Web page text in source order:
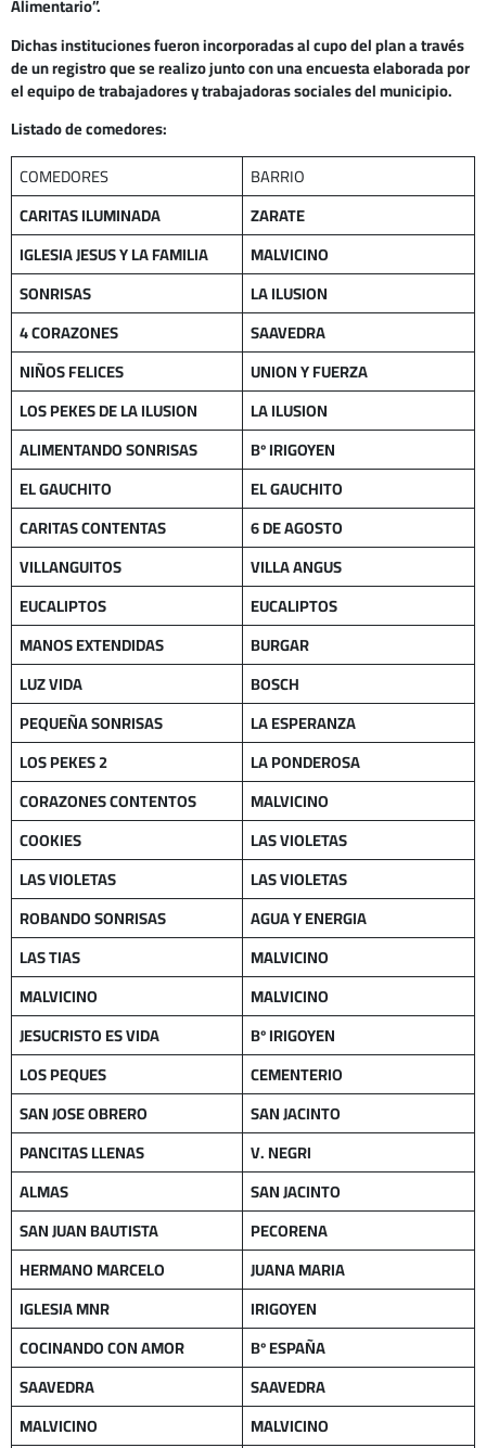
Alimentario”.
Dichas instituciones fueron incorporadas al cupo del plan a través
de un registro que se realizo junto con una encuesta elaborada por
el equipo de trabajadores y trabajadoras sociales del municipio.
Listado de comedores:
COMEDORES
BARRIO
CARITAS ILUMINADA
ZARATE
IGLESIA JESUS Y LA FAMILIA
MALVICINO
SONRISAS
LA ILUSION
4 CORAZONES
SAAVEDRA
NIÑOS FELICES
UNION Y FUERZA
LOS PEKES DE LA ILUSION
LA ILUSION
ALIMENTANDO SONRISAS
Bº IRIGOYEN
EL GAUCHITO
EL GAUCHITO
CARITAS CONTENTAS
6 DE AGOSTO
VILLANGUITOS
VILLA ANGUS
EUCALIPTOS
EUCALIPTOS
MANOS EXTENDIDAS
BURGAR
LUZ VIDA
BOSCH
PEQUEÑA SONRISAS
LA ESPERANZA
LOS PEKES 2
LA PONDEROSA
CORAZONES CONTENTOS
MALVICINO
COOKIES
LAS VIOLETAS
LAS VIOLETAS
LAS VIOLETAS
ROBANDO SONRISAS
AGUA Y ENERGIA
LAS TIAS
MALVICINO
MALVICINO
MALVICINO
JESUCRISTO ES VIDA
Bº IRIGOYEN
LOS PEQUES
CEMENTERIO
SAN JOSE OBRERO
SAN JACINTO
PANCITAS LLENAS
V. NEGRI
ALMAS
SAN JACINTO
SAN JUAN BAUTISTA
PECORENA
HERMANO MARCELO
JUANA MARIA
IGLESIA MNR
IRIGOYEN
COCINANDO CON AMOR
Bº ESPAÑA
SAAVEDRA
SAAVEDRA
MALVICINO
MALVICINO